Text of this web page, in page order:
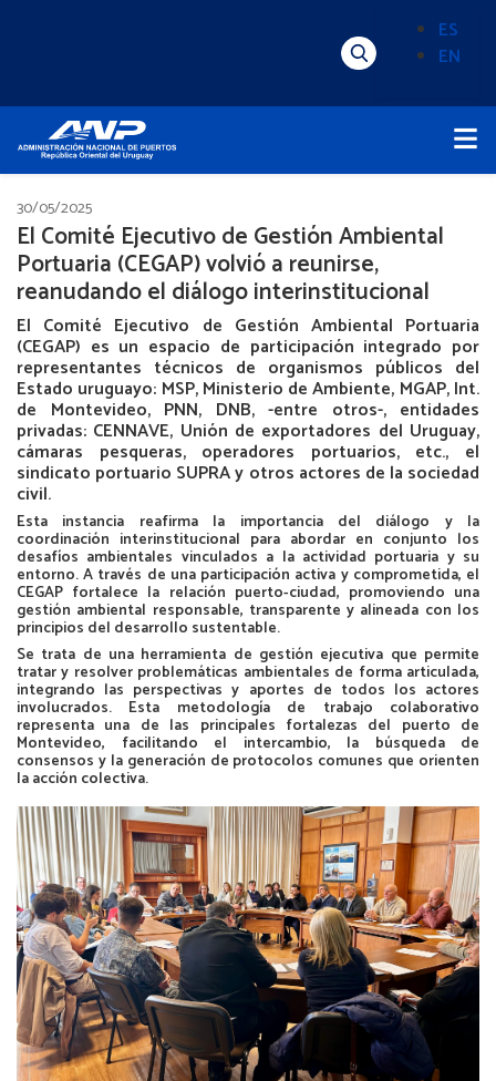
idioma
(Content)
ES
EN
Menú
Principal
30/05/2025
El Comité Ejecutivo de Gestión Ambiental
Portuaria (CEGAP) volvió a reunirse,
reanudando el diálogo interinstitucional
El Comité Ejecutivo de Gestión Ambiental Portuaria
(CEGAP) es un espacio de participación integrado por
representantes técnicos de organismos públicos del
Estado uruguayo: MSP, Ministerio de Ambiente, MGAP, Int.
de Montevideo, PNN, DNB, -entre otros-, entidades
privadas: CENNAVE, Unión de exportadores del Uruguay,
cámaras pesqueras, operadores portuarios, etc., el
sindicato portuario SUPRA y otros actores de la sociedad
civil.
Esta instancia reafirma la importancia del diálogo y la
coordinación interinstitucional para abordar en conjunto los
desafíos ambientales vinculados a la actividad portuaria y su
entorno. A través de una participación activa y comprometida, el
CEGAP fortalece la relación puerto-ciudad, promoviendo una
gestión ambiental responsable, transparente y alineada con los
principios del desarrollo sustentable.
Se trata de una herramienta de gestión ejecutiva que permite
tratar y resolver problemáticas ambientales de forma articulada,
integrando las perspectivas y aportes de todos los actores
involucrados. Esta metodología de trabajo colaborativo
representa una de las principales fortalezas del puerto de
Montevideo, facilitando el intercambio, la búsqueda de
consensos y la generación de protocolos comunes que orienten
la acción colectiva.